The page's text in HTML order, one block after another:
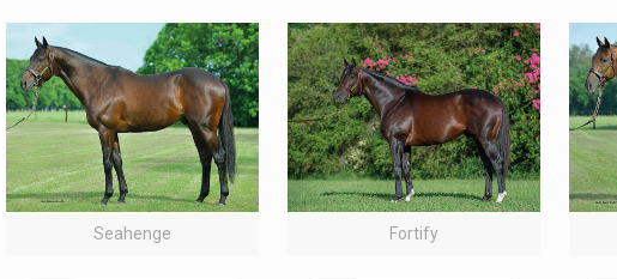
Seahenge Fortify